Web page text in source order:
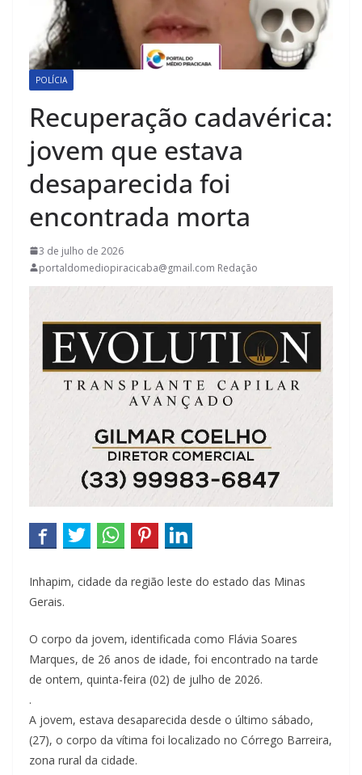
POLÍCIA
Recuperação cadavérica:
jovem que estava
desaparecida foi
encontrada morta
3 de julho de 2026
portaldomediopiracicaba@gmail.com Redação
Inhapim, cidade da região leste do estado das Minas
Gerais.
O corpo da jovem, identificada como Flávia Soares
Marques, de 26 anos de idade, foi encontrado na tarde
de ontem, quinta-feira (02) de julho de 2026.
.
A jovem, estava desaparecida desde o último sábado,
(27), o corpo da vítima foi localizado no Córrego Barreira,
zona rural da cidade.